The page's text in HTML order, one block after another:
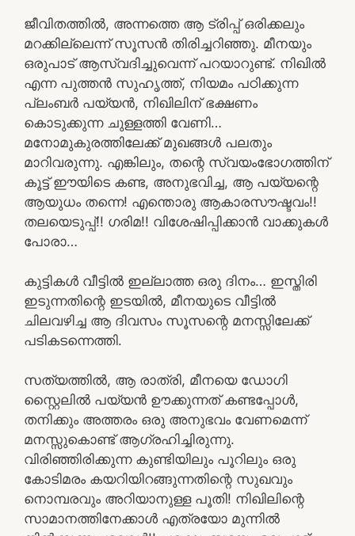
ജീവിതത്തിൽ, അന്നത്തെ ആ ട്രിപ്പ് ഒരിക്കലും
മറക്കില്ലെന്ന് സൂസൻ തിരിച്ചറിഞ്ഞു. മീനയും
ഒരുപാട് ആസ്വദിച്ചുവെന്ന് പറയാറുണ്ട്. നിഖിൽ
എന്ന പുത്തൻ സുഹൃത്ത്, നിയമം പഠിക്കുന്ന
പ്ലംബർ പയ്യൻ, നിഖിലിന് ഭക്ഷണം
കൊടുക്കുന്ന ചുള്ളത്തി വേണി…
മനോമുകുരത്തിലേക്ക് മുഖങ്ങൾ പലതും
മാറിവരുന്നു. എങ്കിലും, തന്റെ സ്വയംഭോഗത്തിന്
കൂട്ട് ഈയിടെ കണ്ട, അനുഭവിച്ച, ആ പയ്യന്റെ
ആയുധം തന്നെ! എന്തൊരു ആകാരസൗഷ്ടവം!!
തലയെടുപ്പ്!! ഗരിമ!! വിശേഷിപ്പിക്കാൻ വാക്കുകൾ
പോരാ…
കുട്ടികൾ വീട്ടിൽ ഇല്ലാത്ത ഒരു ദിനം… ഇസ്തിരി
ഇടുന്നതിന്റെ ഇടയിൽ, മീനയുടെ വീട്ടിൽ
ചിലവഴിച്ച ആ ദിവസം സൂസന്റെ മനസ്സിലേക്ക്
പടികടന്നെത്തി.
സത്യത്തിൽ, ആ രാത്രി, മീനയെ ഡോഗി
സ്റ്റൈലിൽ പയ്യൻ ഊക്കുന്നത് കണ്ടപ്പോൾ,
തനിക്കും അത്തരം ഒരു അനുഭവം വേണമെന്ന്
മനസ്സുകൊണ്ട് ആഗ്രഹിച്ചിരുന്നു.
വിരിഞ്ഞിരിക്കുന്ന കുണ്ടിയിലും പൂറിലും ഒരു
കോടിമരം കയറിയിറങ്ങുന്നതിന്റെ സുഖവും
നൊമ്പരവും അറിയാനുള്ള പൂതി! നിഖിലിന്റെ
സാമാനത്തിനേക്കാൾ എത്രയോ മുന്നിൽ